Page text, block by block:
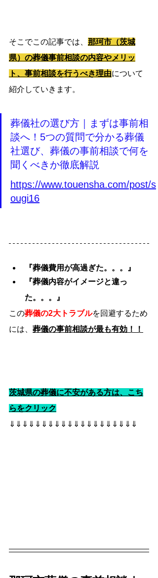
そこでこの記事では、 那珂市（茨城
県）の葬儀事前相談の内容やメリッ
ト、事前相談を行うべき理由について
紹介していきます。
葬儀社の選び方｜まずは事前相
談へ！5つの質問で分かる葬儀
社選び、葬儀の事前相談で何を
聞くべきか徹底解説
https://www.touensha.com/post/s
ougi16
『葬儀費用が高過ぎた。。。』
『葬儀内容がイメージと違っ
た。。。』
この葬儀の2大トラブルを回避するため
には、 葬儀の事前相談が最も有効！！
茨城県の葬儀に不安がある方は、こち
らをクリック
⇓⇓⇓⇓⇓⇓⇓⇓⇓⇓⇓⇓⇓⇓⇓⇓⇓⇓⇓⇓